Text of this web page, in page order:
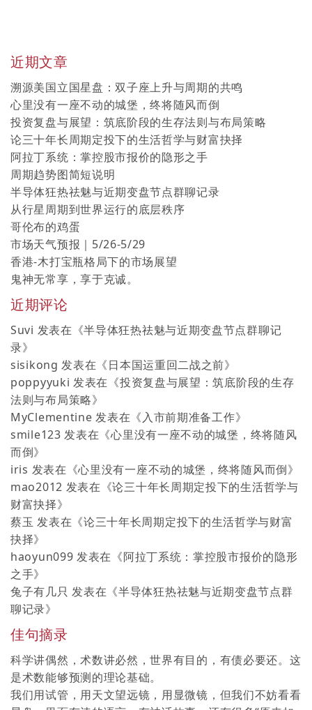
近期文章
溯源美国立国星盘：双子座上升与周期的共鸣
心里没有一座不动的城堡，终将随风而倒
投资复盘与展望：筑底阶段的生存法则与布局策略
论三十年长周期定投下的生活哲学与财富抉择
阿拉丁系统：掌控股市报价的隐形之手
周期趋势图简短说明
半导体狂热祛魅与近期变盘节点群聊记录
从行星周期到世界运行的底层秩序
哥伦布的鸡蛋
市场天气预报｜5/26-5/29
香港-木打宝瓶格局下的市场展望
鬼神无常享，享于克诚。
近期评论
Suvi 发表在《半导体狂热祛魅与近期变盘节点群聊记
录》
sisikong 发表在《日本国运重回二战之前》
poppyyuki 发表在《投资复盘与展望：筑底阶段的生存
法则与布局策略》
MyClementine 发表在《入市前期准备工作》
smile123 发表在《心里没有一座不动的城堡，终将随风
而倒》
iris 发表在《心里没有一座不动的城堡，终将随风而倒》
mao2012 发表在《论三十年长周期定投下的生活哲学与
财富抉择》
蔡玉 发表在《论三十年长周期定投下的生活哲学与财富
抉择》
haoyun099 发表在《阿拉丁系统：掌控股市报价的隐形
之手》
兔子有几只 发表在《半导体狂热祛魅与近期变盘节点群
聊记录》
佳句摘录
科学讲偶然，术数讲必然，世界有目的，有债必要还。这
是术数能够预测的理论基础。
我们用试管，用天文望远镜，用显微镜，但我们不妨看看